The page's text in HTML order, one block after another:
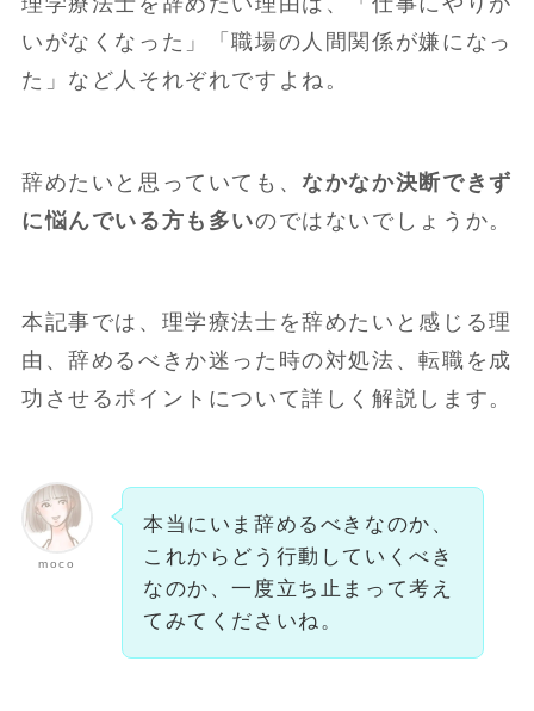
いがなくなった」「職場の人間関係が嫌になっ
た」など人それぞれですよね。
辞めたいと思っていても、なかなか決断できず
に悩んでいる方も多いのではないでしょうか。
本記事では、理学療法士を辞めたいと感じる理
由、辞めるべきか迷った時の対処法、転職を成
功させるポイントについて詳しく解説します。
moco
本当にいま辞めるべきなのか、
これからどう行動していくべき
なのか、一度立ち止まって考え
てみてくださいね。